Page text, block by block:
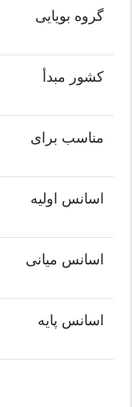
گروه بویایی
کشور مبدأ
مناسب برای
اسانس اولیه
اسانس میانی
اسانس پایه